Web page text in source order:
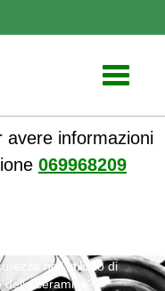
Toggle
avere informazioni
069968209
nell’utilizzo di
della ceramica?